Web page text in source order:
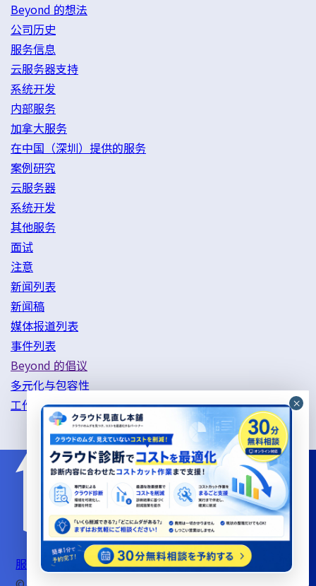
Beyond 的想法
公司历史
服务信息
云服务器支持
系统开发
内部服务
加拿大服务
在中国（深圳）提供的服务
案例研究
云服务器
系统开发
其他服务
面试
注意
新闻列表
新闻稿
媒体报道列表
事件列表
Beyond 的倡议
多元化与包容性
工作方式改革举措
服务器支持服务使用条款信息安全基本政策隐私政策